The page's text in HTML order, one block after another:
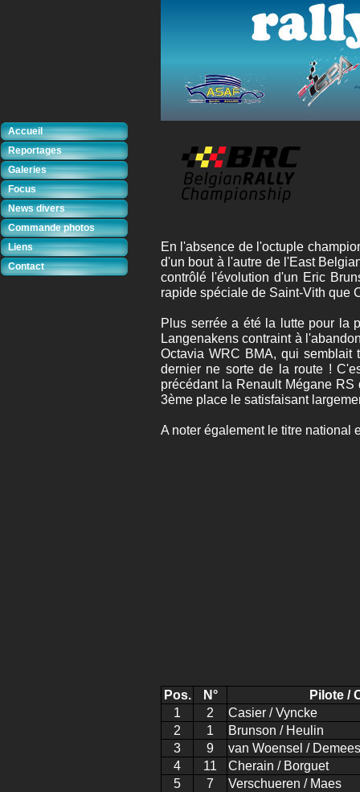
Accueil
Reportages
Galeries
Focus
News divers
Commande photos
Liens
Contact
En l'absence de l'octuple
d'un bout à l'autre de l'East
contrôlé l'évolution d'un Eric
rapide spéciale de Saint-Vith que
Plus serrée a été la lutte pour la
Langenakens contraint à
Octavia WRC BMA, qui semblait
dernier ne sorte de la route !
précédant la Renault Mégane
3ème place le satisfaisant
A noter également le titre national
Pos. N°
Pilote /
1
2
Casier / Vyncke
2
1
Brunson / Heulin
3
9
van Woensel /
4
11
Cherain / Borguet
5
7
Verschueren / Maes